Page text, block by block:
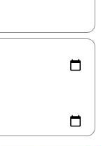
mit den